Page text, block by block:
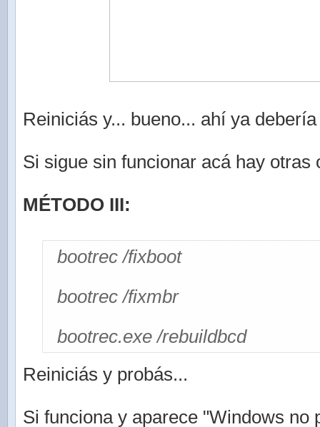
Reiniciás y... bueno... ahí ya
Si sigue sin funcionar acá hay otras
MÉTODO III:
bootrec /fixboot
bootrec /fixmbr
bootrec.exe /rebuildbcd
Reiniciás y probás...
Si funciona y aparece "Windows no